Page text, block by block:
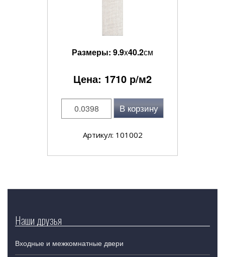
Размеры: 9.9x40.2см
Цена: 1710 р/м2
В корзину
Артикул: 101002
Наши друзья
Входные и межкомнатные двери